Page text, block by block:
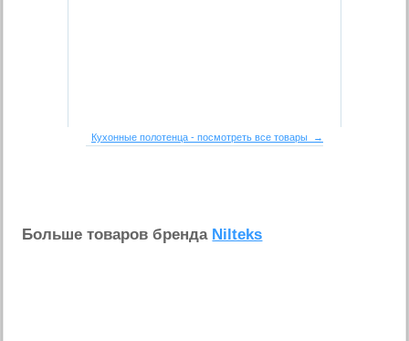
Кухонные полотенца - посмотреть все товары →
Больше товаров бренда Nilteks